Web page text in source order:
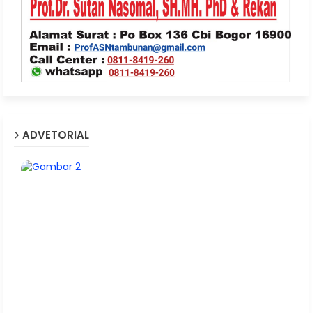
ADVETORIAL